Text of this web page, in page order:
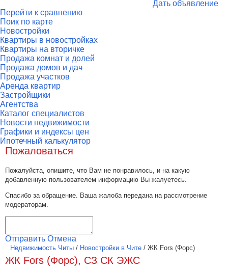
Дать объявление
Перейти к сравнению
Поик по карте
Новостройки
Квартиры в новостройках
Квартиры на вторичке
Продажа комнат и долей
Продажа домов и дач
Продажа участков
Аренда квартир
Застройщики
Агентства
Каталог специалистов
Новости недвижимости
Графики и индексы цен
Ипотечный калькулятор
Пожаловаться
Пожалуйста, опишите, что Вам не понравилось, и на какую
добавленную пользователем информацию Вы жалуетесь.
Спасибо за обращение. Ваша жалоба передана на рассмотрение
модераторам.
Отправить Отмена
Недвижимость Читы / Новостройки в Чите / ЖК Fors (Форс)
ЖК Fors (Форс), СЗ СК ЭЖС